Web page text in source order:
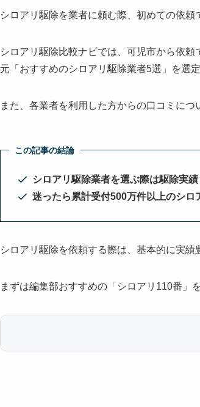
シロアリ駆除を業者に頼む際、初めての依頼
シロアリ駆除比較ナビでは、可児市から依頼
元「おすすめのシロアリ駆除業者5選」を選定
また、各業者を利用した方からの口コミにつ
この記事の結論
シロアリ駆除業者を選ぶ際は駆除実
迷ったら累計受付500万件以上のシロ
シロアリ駆除を依頼する際は、基本的に実績
まずは編集部おすすめの「シロアリ110番」